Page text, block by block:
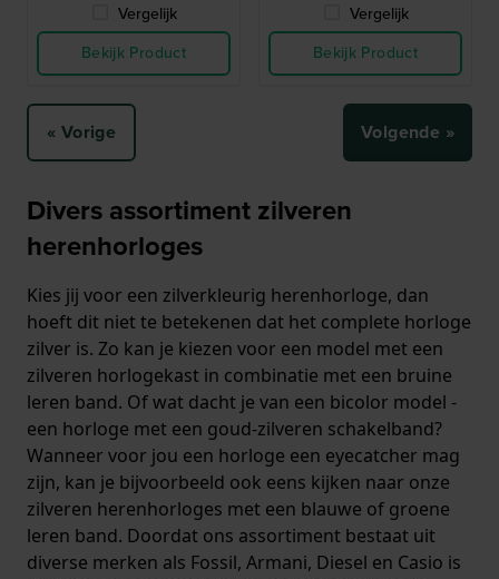
Vergelijk
Bekijk Product
Vergelijk
Bekijk Product
« Vorige Volgende »
Divers assortiment zilveren
herenhorloges
Kies jij voor een zilverkleurig herenhorloge, dan
hoeft dit niet te betekenen dat het complete horloge
zilver is. Zo kan je kiezen voor een model met een
zilveren horlogekast in combinatie met een bruine
leren band. Of wat dacht je van een bicolor model -
een horloge met een goud-zilveren schakelband?
Wanneer voor jou een horloge een eyecatcher mag
zijn, kan je bijvoorbeeld ook eens kijken naar onze
zilveren herenhorloges met een blauwe of groene
leren band. Doordat ons assortiment bestaat uit
diverse merken als Fossil, Armani, Diesel en Casio is